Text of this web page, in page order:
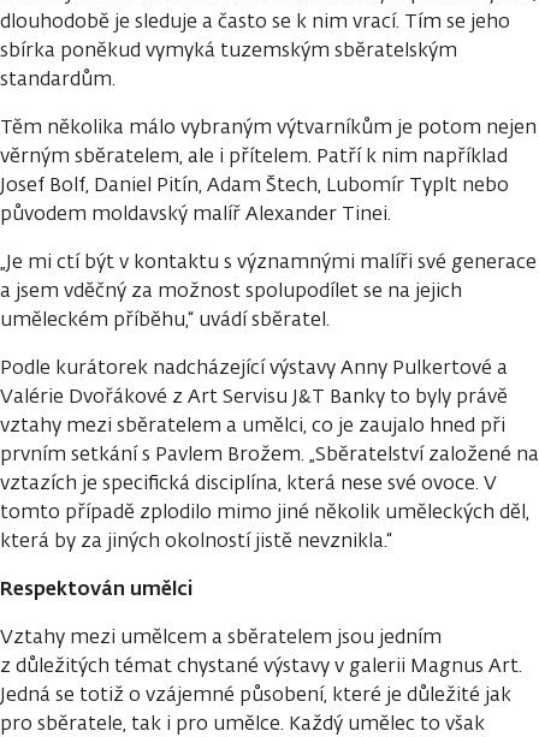
dlouhodobě je sleduje a často se k nim vrací. Tím se jeho
sbírka poněkud vymyká tuzemským sběratelským
standardům.
Těm několika málo vybraným výtvarníkům je potom nejen
věrným sběratelem, ale i přítelem. Patří k nim například
Josef Bolf, Daniel Pitín, Adam Štech, Lubomír Typlt nebo
původem moldavský malíř Alexander Tinei.
„Je mi ctí být v kontaktu s významnými malíři své generace
a jsem vděčný za možnost spolupodílet se na jejich
uměleckém příběhu,“ uvádí sběratel.
Podle kurátorek nadcházející výstavy Anny Pulkertové a
Valérie Dvořákové z Art Servisu J&T Banky to byly právě
vztahy mezi sběratelem a umělci, co je zaujalo hned při
prvním setkání s Pavlem Brožem. „Sběratelství založené na
vztazích je specifická disciplína, která nese své ovoce. V
tomto případě zplodilo mimo jiné několik uměleckých děl,
která by za jiných okolností jistě nevznikla.“
Respektován umělci
Vztahy mezi umělcem a sběratelem jsou jedním
z důležitých témat chystané výstavy v galerii Magnus Art.
Jedná se totiž o vzájemné působení, které je důležité jak
pro sběratele, tak i pro umělce. Každý umělec to však